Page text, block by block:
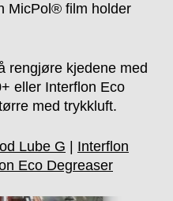
MicPol® film holder
rengjøre kjedene med
eller Interflon Eco
med trykkluft.
Lube G
Interflon
Eco Degreaser